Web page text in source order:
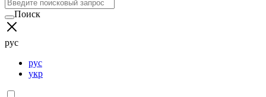
Поиск
рус
рус
укр